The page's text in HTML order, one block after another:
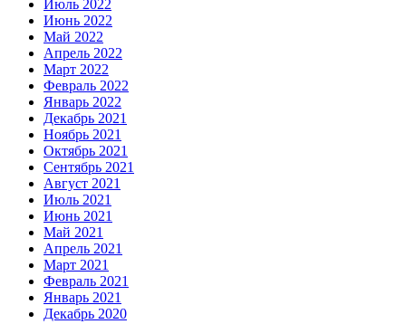
Июль 2022
Июнь 2022
Май 2022
Апрель 2022
Март 2022
Февраль 2022
Январь 2022
Декабрь 2021
Ноябрь 2021
Октябрь 2021
Сентябрь 2021
Август 2021
Июль 2021
Июнь 2021
Май 2021
Апрель 2021
Март 2021
Февраль 2021
Январь 2021
Декабрь 2020